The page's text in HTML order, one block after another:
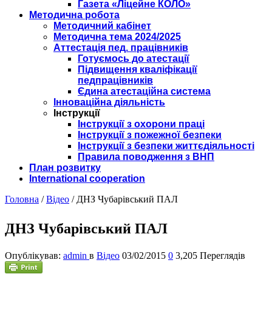
Газета «Ліцейне КОЛО»
Методична робота
Методичний кабінет
Методична тема 2024/2025
Аттестація пед. працівників
Готуємось до атестації
Підвищення кваліфікації
педпрацівників
Єдина атестаційна система
Інноваційна діяльність
Інструкції
Інструкції з охорони праці
Інструкції з пожежної безпеки
Інструкції з безпеки життєдіяльності
Правила поводження з ВНП
План розвитку
International cooperation
Головна /Відео / ДНЗ Чубарівський ПАЛ
ДНЗ Чубарівський ПАЛ
Опублікував: admin в Відео 03/02/2015 0 3,205 Переглядів